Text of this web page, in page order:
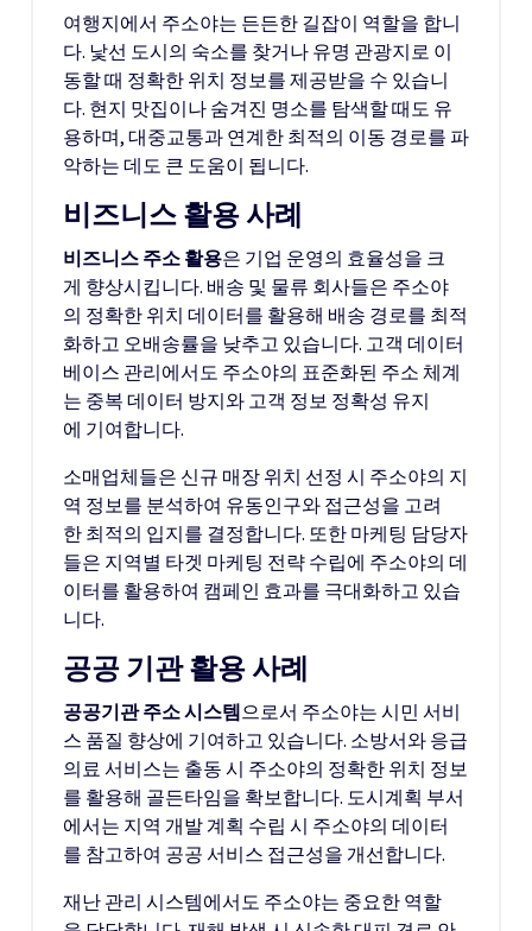
여행지에서 주소야는 든든한 길잡이 역할을 합니
다. 낯선 도시의 숙소를 찾거나 유명 관광지로 이
동할 때 정확한 위치 정보를 제공받을 수 있습니
다. 현지 맛집이나 숨겨진 명소를 탐색할 때도 유
용하며, 대중교통과 연계한 최적의 이동 경로를 파
악하는 데도 큰 도움이 됩니다.
비즈니스 활용 사례
비즈니스 주소 활용은 기업 운영의 효율성을 크
게 향상시킵니다. 배송 및 물류 회사들은 주소야
의 정확한 위치 데이터를 활용해 배송 경로를 최적
화하고 오배송률을 낮추고 있습니다. 고객 데이터
베이스 관리에서도 주소야의 표준화된 주소 체계
는 중복 데이터 방지와 고객 정보 정확성 유지
에 기여합니다.
소매업체들은 신규 매장 위치 선정 시 주소야의 지
역 정보를 분석하여 유동인구와 접근성을 고려
한 최적의 입지를 결정합니다. 또한 마케팅 담당자
들은 지역별 타겟 마케팅 전략 수립에 주소야의 데
이터를 활용하여 캠페인 효과를 극대화하고 있습
니다.
공공 기관 활용 사례
공공기관 주소 시스템으로서 주소야는 시민 서비
스 품질 향상에 기여하고 있습니다. 소방서와 응급
의료 서비스는 출동 시 주소야의 정확한 위치 정보
를 활용해 골든타임을 확보합니다. 도시계획 부서
에서는 지역 개발 계획 수립 시 주소야의 데이터
를 참고하여 공공 서비스 접근성을 개선합니다.
재난 관리 시스템에서도 주소야는 중요한 역할